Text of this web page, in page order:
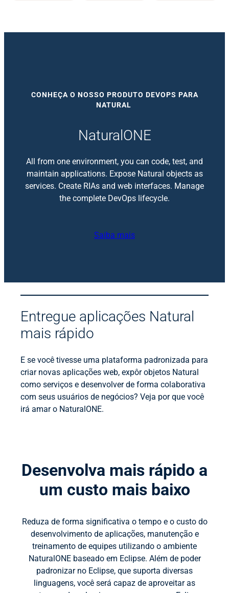
CONHEÇA O NOSSO PRODUTO DEVOPS PARA
NATURAL
NaturalONE
All from one environment, you can code, test, and
maintain applications. Expose Natural objects as
services. Create RIAs and web interfaces. Manage
the complete DevOps lifecycle.
Saiba mais
Entregue aplicações Natural
mais rápido
E se você tivesse uma plataforma padronizada para
criar novas aplicações web, expôr objetos Natural
como serviços e desenvolver de forma colaborativa
com seus usuários de negócios? Veja por que você
irá amar o NaturalONE.
Desenvolva mais rápido a
um custo mais baixo
Reduza de forma significativa o tempo e o custo do
desenvolvimento de aplicações, manutenção e
treinamento de equipes utilizando o ambiente
NaturalONE baseado em Eclipse. Além de poder
padronizar no Eclipse, que suporta diversas
linguagens, você será capaz de aproveitar as